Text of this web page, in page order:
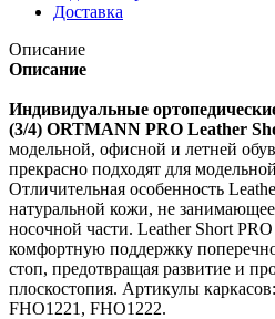
Доставка
Описание
Описание
Индивидуальные
(3/4) ORTMANN PRO Leather
модельной, офисной и летней
прекрасно подходят для
Отличительная особенность
натуральной кожи, не
носочной части. Leather Short
комфортную поддержку
стоп, предотвращая развитие и
плоскостопия. Артикулы
FHO1221, FHO1222.